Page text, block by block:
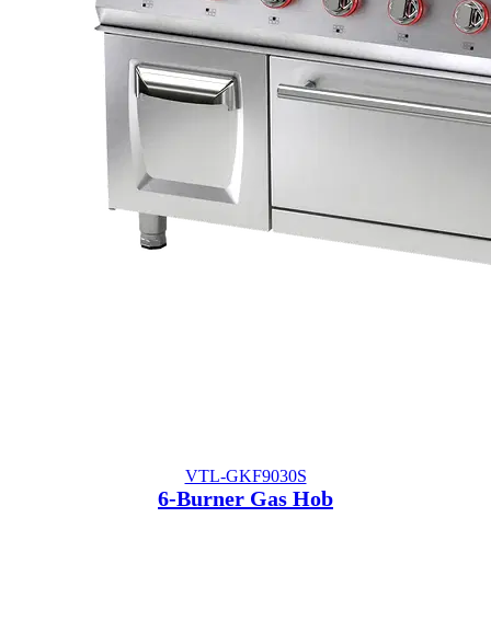
VTL-GKF9030S
6-Burner Gas Hob